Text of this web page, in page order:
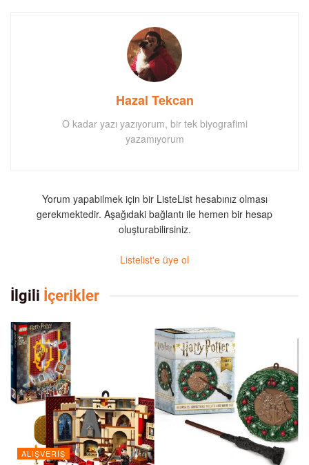
Hazal Tekcan
O kadar yazı yazıyorum, bir tek biyografimi
yazamıyorum
Yorum yapabilmek için bir ListeList hesabınız olması
gerekmektedir. Aşağıdaki bağlantı ile hemen bir hesap
oluşturabilirsiniz.
Listelist'e üye ol
İlgili İçerikler
ALIŞVERIŞ